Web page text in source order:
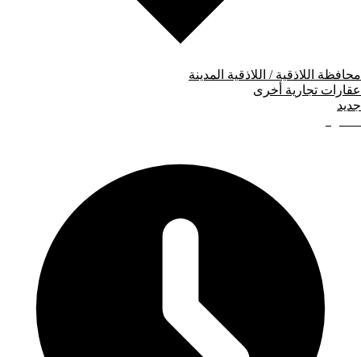
محافظة اللاذقية / اللاذقية المدينة
عقارات تجارية أخرى
جديد